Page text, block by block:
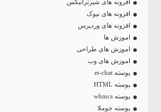
افزونه های شیرترانیکس
افزونه های نیوک
افزونه های وردپرس
اموزش ها
اموزش های طراحی
اموزش های وب
پوسته et-chat
پوسته HTML
پوسته whmcs
پوسته جوملا